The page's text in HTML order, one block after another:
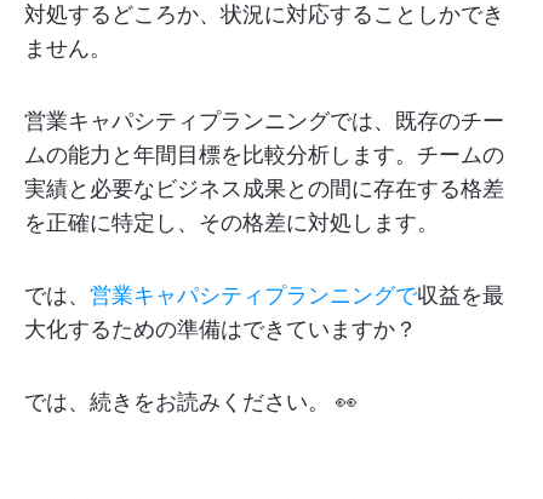
対処するどころか、状況に対応することしかでき
ません。
営業キャパシティプランニングでは、既存のチー
ムの能力と年間目標を比較分析します。チームの
実績と必要なビジネス成果との間に存在する格差
を正確に特定し、その格差に対処します。
では、 営業キャパシティプランニングで収益を最
大化するための準備はできていますか？
では、続きをお読みください。 👀